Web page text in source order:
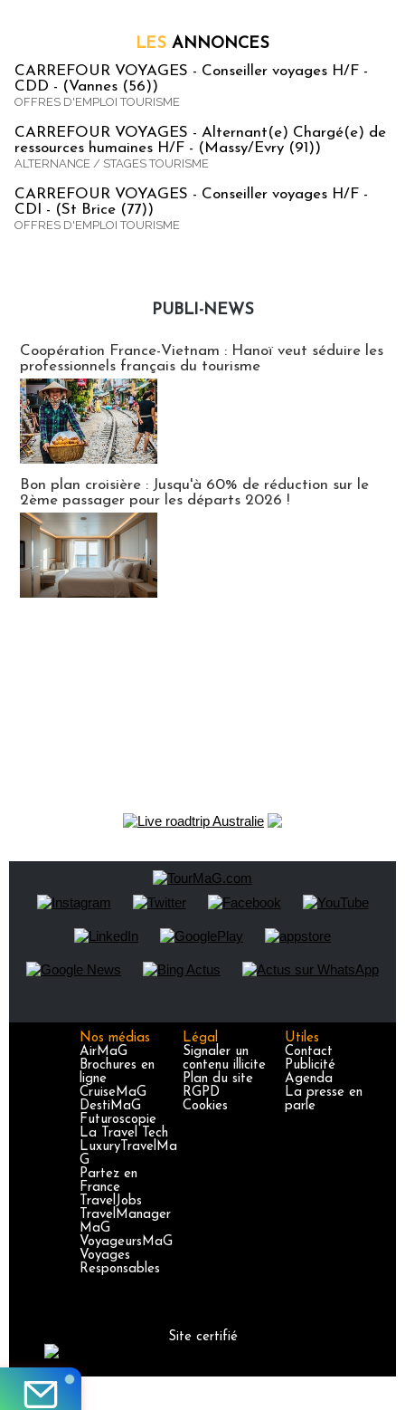
LES ANNONCES
CARREFOUR VOYAGES - Conseiller voyages H/F -
CDD - (Vannes (56))
OFFRES D'EMPLOI TOURISME
CARREFOUR VOYAGES - Alternant(e) Chargé(e) de
ressources humaines H/F - (Massy/Evry (91))
ALTERNANCE / STAGES TOURISME
CARREFOUR VOYAGES - Conseiller voyages H/F -
CDI - (St Brice (77))
OFFRES D'EMPLOI TOURISME
PUBLI-NEWS
Coopération France-Vietnam : Hanoï veut séduire les
professionnels français du tourisme
Bon plan croisière : Jusqu'à 60% de réduction sur le
2ème passager pour les départs 2026 !
Nos médias
AirMaG
Brochures en
ligne
CruiseMaG
DestiMaG
Futuroscopie
La Travel Tech
LuxuryTravelMa
G
Partez en
France
TravelJobs
TravelManager
MaG
VoyageursMaG
Voyages
Responsables
Légal
Signaler un
contenu illicite
Plan du site
RGPD
Cookies
Utiles
Contact
Publicité
Agenda
La presse en
parle
Site certifié